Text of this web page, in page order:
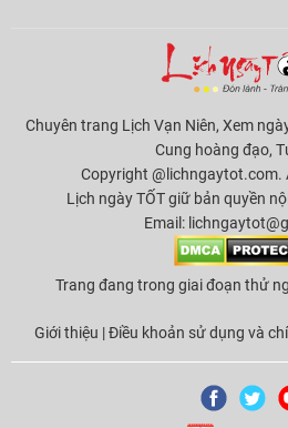
Chuyên trang Lịch Vạn Niên, Xem
Cung hoàng đạo,
Copyright @lichngaytot.com.
Lịch ngày TỐT giữ bản quyền
Email:
Trang đang trong giai đoạn thử
Giới thiệu |Điều khoản sử dụng và